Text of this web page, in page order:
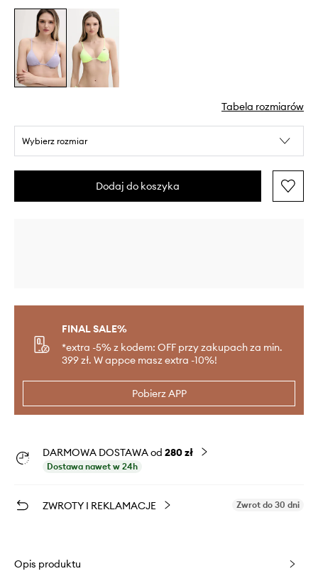
Tabela rozmiarów
Wybierz rozmiar
Dodaj do koszyka
FINAL SALE%
*extra -5% z kodem: OFF przy zakupach za min.
399 zł. W appce masz extra -10%!
Pobierz APP
DARMOWA DOSTAWA od 280 zł
Dostawa nawet w 24h
ZWROTY I REKLAMACJE Zwrot do 30 dni
Opis produktu